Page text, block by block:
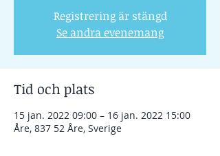
Registrering är stängd
Se andra evenemang
Tid och plats
15 jan. 2022 09:00 – 16 jan. 2022 15:00
Åre, 837 52 Åre, Sverige